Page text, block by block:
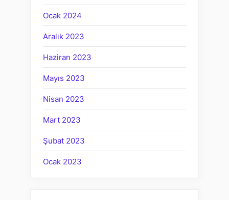
Ocak 2024
Aralık 2023
Haziran 2023
Mayıs 2023
Nisan 2023
Mart 2023
Şubat 2023
Ocak 2023